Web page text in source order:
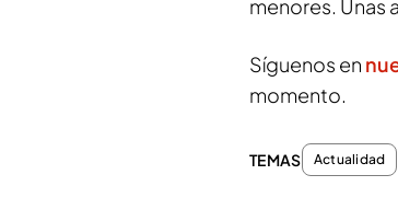
menores. Unas
Síguenos en
momento.
TEMAS Actualidad